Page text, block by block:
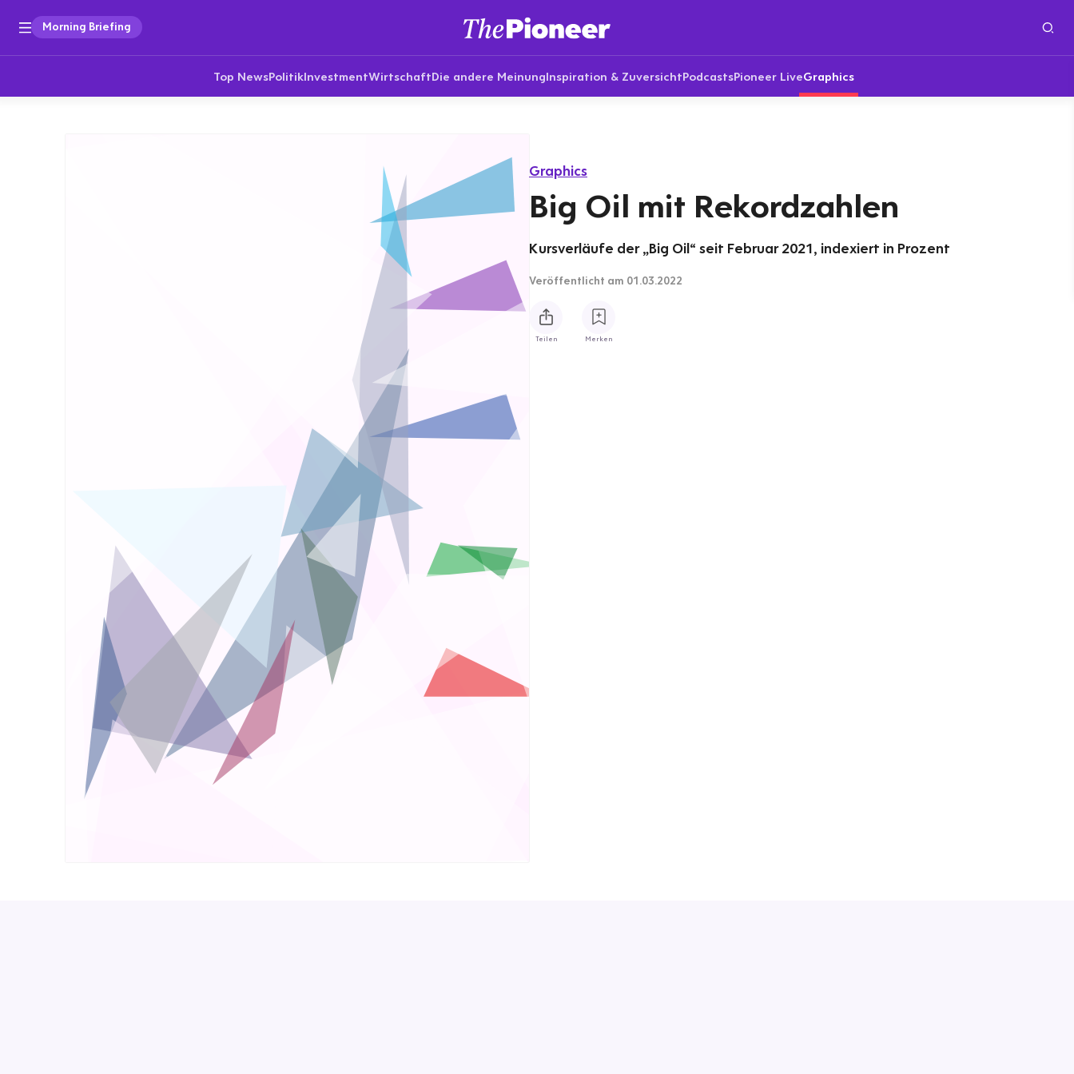
Morning Briefing
Top NewsPolitikInvestmentWirtschaftDie andere MeinungInspiration & ZuversichtPodcastsPioneer LiveGraphics
Graphics
Big Oil mit Rekordzahlen
Kursverläufe der „Big Oil“ seit Februar 2021, indexiert in Prozent
Veröffentlicht am 01.03.2022
Teilen Merken